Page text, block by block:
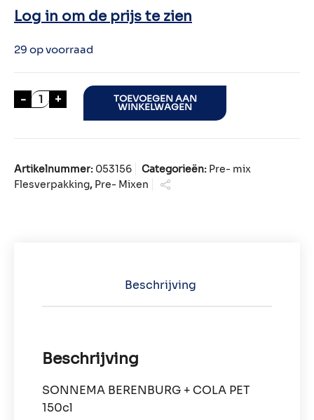
Log in om de prijs te zien
29 op voorraad
- SONNEMA BERENBURG + COLA PET 150cl aantal
+ TOEVOEGEN AAN
WINKELWAGEN
Artikelnummer: 053156 Categorieën: Pre- mix
Flesverpakking, Pre- Mixen
Beschrijving
Beschrijving
SONNEMA BERENBURG + COLA PET
150cl